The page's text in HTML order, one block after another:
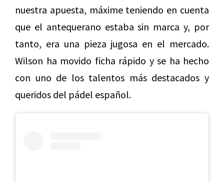
nuestra apuesta, máxime teniendo en cuenta
que el antequerano estaba sin marca y, por
tanto, era una pieza jugosa en el mercado.
Wilson ha movido ficha rápido y se ha hecho
con uno de los talentos más destacados y
queridos del pádel español.